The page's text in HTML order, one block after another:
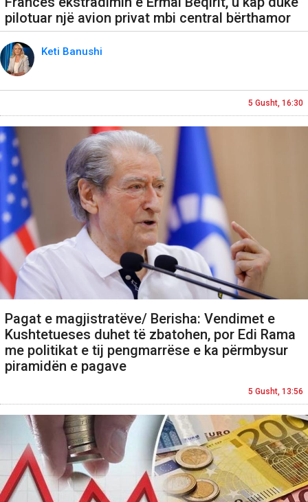
pilotuar një avion privat mbi central bërthamor
Keti Banushi
5 Gusht, 16:30
Pagat e magjistratëve/ Berisha: Vendimet e
Kushtetueses duhet të zbatohen, por Edi Rama
me politikat e tij pengmarrëse e ka përmbysur
piramidën e pagave
5 Gusht, 13:56